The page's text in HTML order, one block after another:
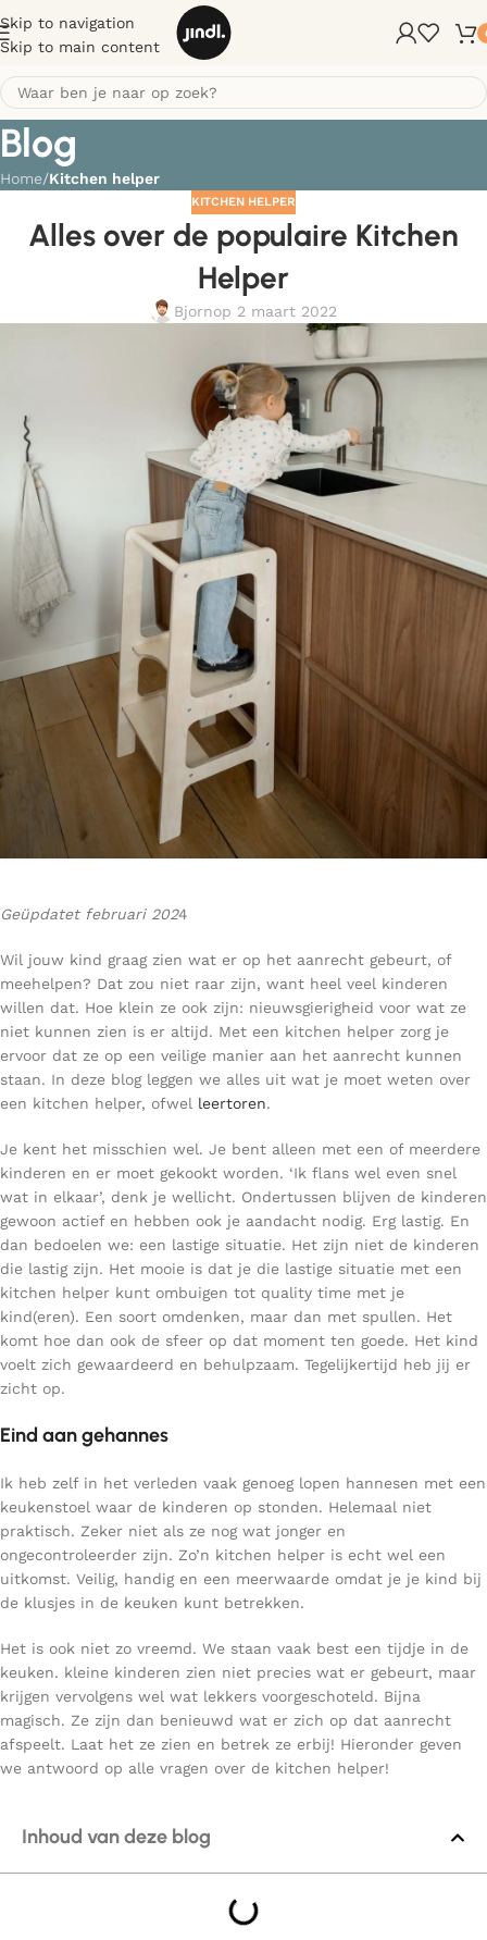
Skip to navigation
Skip to main content
Blog
Home/Kitchen helper
KITCHEN HELPER
Alles over de populaire Kitchen
Helper
Bjornop 2 maart 2022
Geüpdatet februari 2024
Wil jouw kind graag zien wat er op het aanrecht gebeurt, of
meehelpen? Dat zou niet raar zijn, want heel veel kinderen
willen dat. Hoe klein ze ook zijn: nieuwsgierigheid voor wat ze
niet kunnen zien is er altijd. Met een kitchen helper zorg je
ervoor dat ze op een veilige manier aan het aanrecht kunnen
staan. In deze blog leggen we alles uit wat je moet weten over
een kitchen helper, ofwel leertoren.
Je kent het misschien wel. Je bent alleen met een of meerdere
kinderen en er moet gekookt worden. ‘Ik flans wel even snel
wat in elkaar’, denk je wellicht. Ondertussen blijven de kinderen
gewoon actief en hebben ook je aandacht nodig. Erg lastig. En
dan bedoelen we: een lastige situatie. Het zijn niet de kinderen
die lastig zijn. Het mooie is dat je die lastige situatie met een
kitchen helper kunt ombuigen tot quality time met je
kind(eren). Een soort omdenken, maar dan met spullen. Het
komt hoe dan ook de sfeer op dat moment ten goede. Het kind
voelt zich gewaardeerd en behulpzaam. Tegelijkertijd heb jij er
zicht op.
Eind aan gehannes
Ik heb zelf in het verleden vaak genoeg lopen hannesen met een
keukenstoel waar de kinderen op stonden. Helemaal niet
praktisch. Zeker niet als ze nog wat jonger en
ongecontroleerder zijn. Zo’n kitchen helper is echt wel een
uitkomst. Veilig, handig en een meerwaarde omdat je je kind bij
de klusjes in de keuken kunt betrekken.
Het is ook niet zo vreemd. We staan vaak best een tijdje in de
keuken. kleine kinderen zien niet precies wat er gebeurt, maar
krijgen vervolgens wel wat lekkers voorgeschoteld. Bijna
magisch. Ze zijn dan benieuwd wat er zich op dat aanrecht
afspeelt. Laat het ze zien en betrek ze erbij! Hieronder geven
we antwoord op alle vragen over de kitchen helper!
Inhoud van deze blog